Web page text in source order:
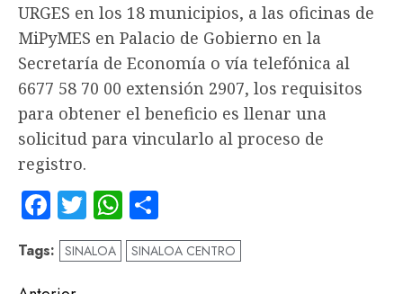
URGES en los 18 municipios, a las oficinas de
MiPyMES en Palacio de Gobierno en la
Secretaría de Economía o vía telefónica al
6677 58 70 00 extensión 2907, los requisitos
para obtener el beneficio es llenar una
solicitud para vincularlo al proceso de
registro.
Facebook
TwitterWhatsApp
Tags: SINALOA SINALOA CENTRO